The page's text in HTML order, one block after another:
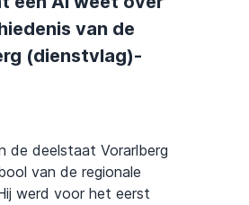
van de
(dienstvlag)-
de deelstaat Vorarlberg
van de regionale
werd voor het eerst